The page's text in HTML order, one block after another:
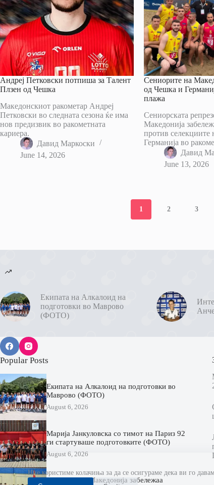
Ние користиме колачиња за да се осигураме дека ви го
Андреј Петковски потпиша за Талент
Плзен од Чешка
Македонскиот ракометар Андреј
Петковски во следната сезона ќе има
нов предизвик во ракометната
кариера.
Давид Маркоски
June 14, 2026
Сениорите на
од Чешка и
плажа
Сениорската
Македонија
против селекциите
Германија во
Давид
June 13, 2026
1 2 3
Екипата на Алкалоид на
подготовки во Маврово
(ФОТО)
Popular Posts
Екипата на Алкалоид на подготовки во
Маврово (ФОТО)
August 6, 2026
Марија Јанкуловска со тимот на Париз 92
ги стартуваше подготовките (ФОТО)
August 6, 2026
Кадетите на Македонија забележаа